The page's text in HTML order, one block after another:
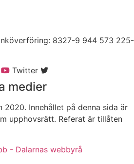
8327-9 944 573 225-
Twitter
medier
Innehållet på denna sida är
upphovsrätt. Referat är tillåten
- Dalarnas webbyrå